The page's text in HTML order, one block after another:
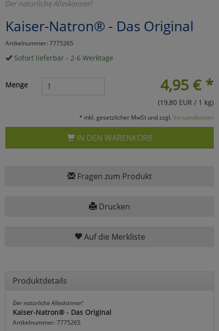
Der natürliche Alleskönner!
Kaiser-Natron® - Das Original
Artikelnummer: 7775265
Sofort lieferbar - 2-6 Werktage
4,95 € *
Menge
(19,80 EUR / 1 kg)
* inkl. gesetzlicher MwSt und zzgl. Versandkosten
IN DEN WARENKORB
Fragen zum Produkt
Drucken
Auf die Merkliste
Produktdetails
Der natürliche Alleskönner!
Kaiser-Natron® - Das Original
Artikelnummer: 7775265
Umfragetools
Cookies
zurückzu Haupptseite